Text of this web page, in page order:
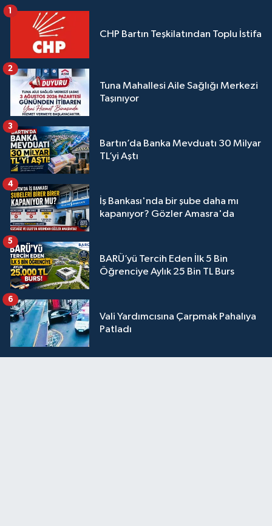
CHP Bartın Teşkilatından Toplu İstifa
1
Tuna Mahallesi Aile Sağlığı Merkezi
Taşınıyor
2
Bartın’da Banka Mevduatı 30 Milyar
TL’yi Aştı
3
İş Bankası'nda bir şube daha mı
kapanıyor? Gözler Amasra'da
4
BARÜ’yü Tercih Eden İlk 5 Bin
Öğrenciye Aylık 25 Bin TL Burs
5
Vali Yardımcısına Çarpmak Pahalıya
Patladı
6